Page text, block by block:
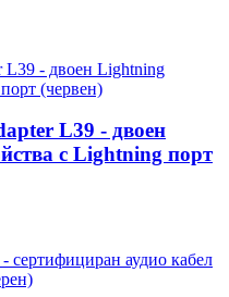
L39 - двоен
с Lightning порт